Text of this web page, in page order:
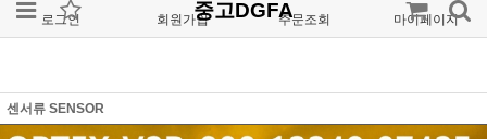
로그인 회원가입 주문조회 마이페이지
중고DGFA
센서류 SENSOR